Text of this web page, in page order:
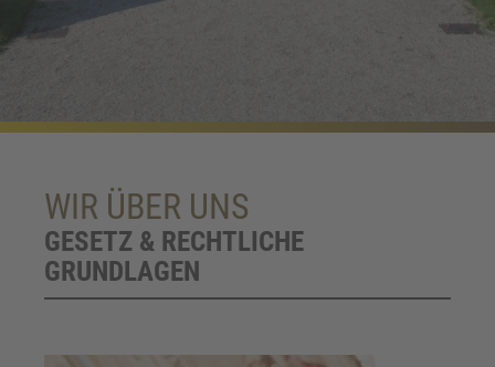
WIR ÜBER UNS
GESETZ & RECHTLICHE
GRUNDLAGEN